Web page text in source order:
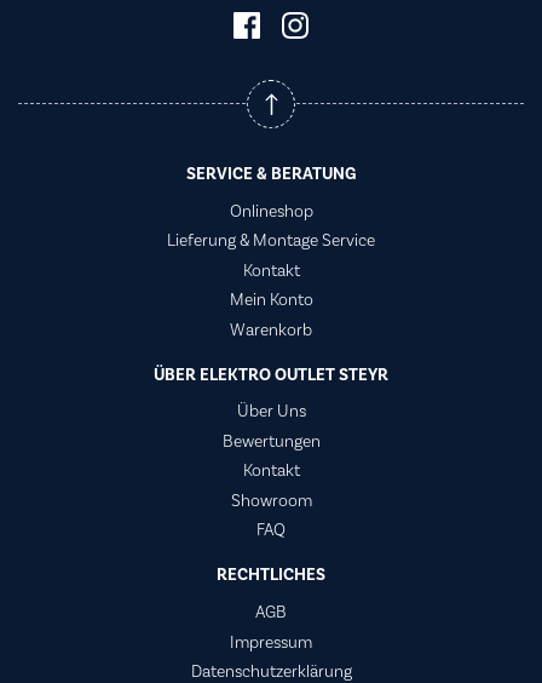
SERVICE & BERATUNG
Onlineshop
Lieferung & Montage Service
Kontakt
Mein Konto
Warenkorb
ÜBER ELEKTRO OUTLET STEYR
Über Uns
Bewertungen
Kontakt
Showroom
FAQ
RECHTLICHES
AGB
Impressum
Datenschutzerklärung